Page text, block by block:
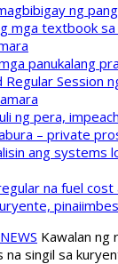
ng
mga textbook
panukalang
Regular Session
ng pera,
– private
ang systems
na fuel
Kawalan ng
na singil sa